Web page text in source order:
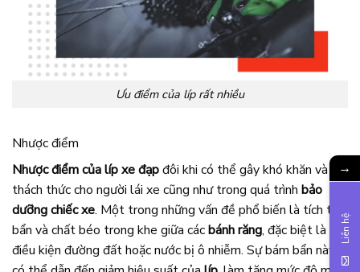
Ưu điểm của líp rất nhiều
Nhược điểm
Nhược điểm của líp xe đạpđôi khi có thể gây khó khăn và
thách thức cho người lái xe cũng như trong quá trình bảo
dưỡng chiếc xe. Một trong những vấn đề phổ biến là tích tụ
bẩn và chất béo trong khe giữa cácbánh răng, đặc biệt là khi
điều kiện đường đất hoặc nước bị ô nhiễm. Sự bám bẩn này
→
Liên hệ